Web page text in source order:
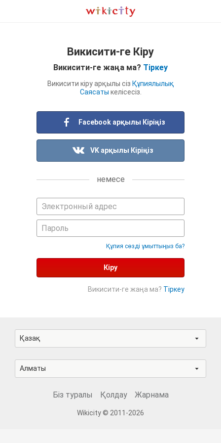
Викисити-ге Кіру
Викисити-ге жаңа ма? Тіркеу
Викисити кіру арқылы сіз Құпиялылық
Саясаты келісесіз.
Facebook арқылы Кіріңіз
VK арқылы Кіріңіз
немесе
Құпия сөзді ұмыттыңыз ба?
Кіру
Викисити-ге жаңа ма? Тіркеу
Қазақ
Алматы
Біз туралы Қолдау Жарнама
Wikicity © 2011-2026